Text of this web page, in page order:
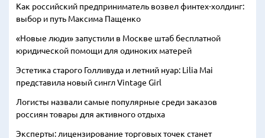
Как российский предприниматель возвел финтех-холдинг:
выбор и путь Максима Пащенко
«Новые люди» запустили в Москве штаб бесплатной
юридической помощи для одиноких матерей
Эстетика старого Голливуда и летний нуар: Lilia Mai
представила новый сингл Vintage Girl
Логисты назвали самые популярные среди заказов
россиян товары для активного отдыха
Эксперты: лицензирование торговых точек станет